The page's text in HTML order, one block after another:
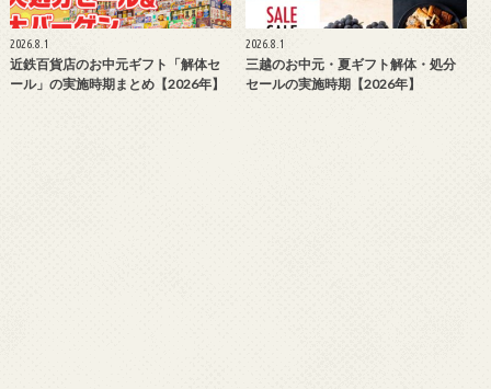
2026.8.1
近鉄百貨店のお中元ギフト「解体セ
ール」の実施時期まとめ【2026年】
2026.8.1
三越のお中元・夏ギフト解体・処分
セールの実施時期【2026年】